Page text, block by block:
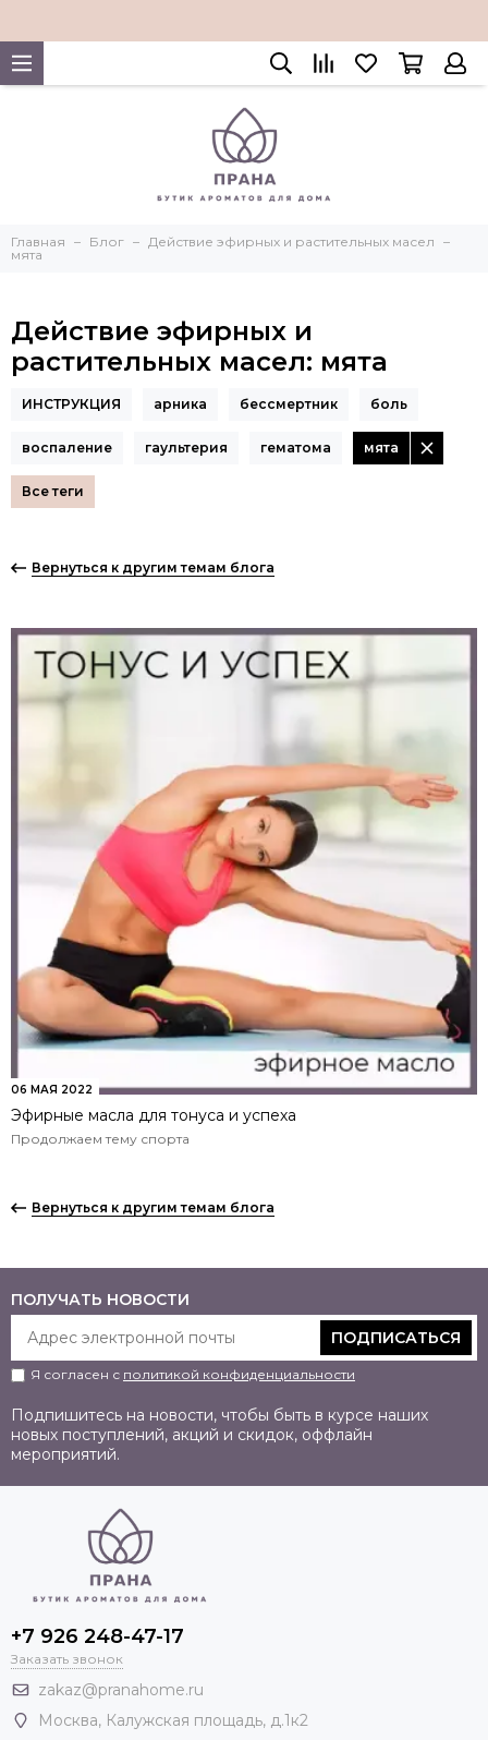
Главная Блог
Действие эфирных и растительных масел
мята
Действие эфирных и
растительных масел: мята
ИНСТРУКЦИЯ арника бессмертник боль
воспаление гаультерия гематома мята
Вернуться к другим темам блога
06 МАЯ 2022
Эфирные масла для тонуса и успеха
Продолжаем тему спорта
Вернуться к другим темам блога
ПОЛУЧАТЬ НОВОСТИ
ПОДПИСАТЬСЯ
Я согласен с политикой конфиденциальности
Подпишитесь на новости, чтобы быть в курсе наших
новых поступлений, акций и скидок, оффлайн
мероприятий.
+7 926 248-47-17
Заказать звонок
zakaz@pranahome.ru
Москва, Калужская площадь, д.1к2